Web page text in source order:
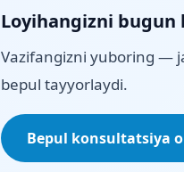
Loyihangizni bugun
Vazifangizni yuboring —
bepul tayyorlaydi.
Bepul konsultatsiya